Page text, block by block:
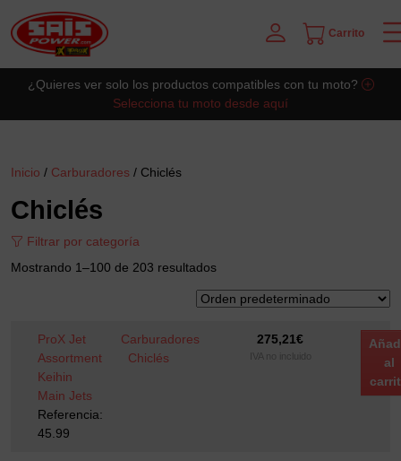
Carrito
¿Quieres ver solo los productos compatibles con tu moto?
Selecciona tu moto desde aquí
Inicio / Carburadores / Chiclés
Chiclés
Filtrar por categoría
Mostrando 1–100 de 203 resultados
ProX Jet
Assortment
Keihin
Main Jets
Referencia:
45.99
Carburadores
Chiclés
275,21€
IVA no incluido
al